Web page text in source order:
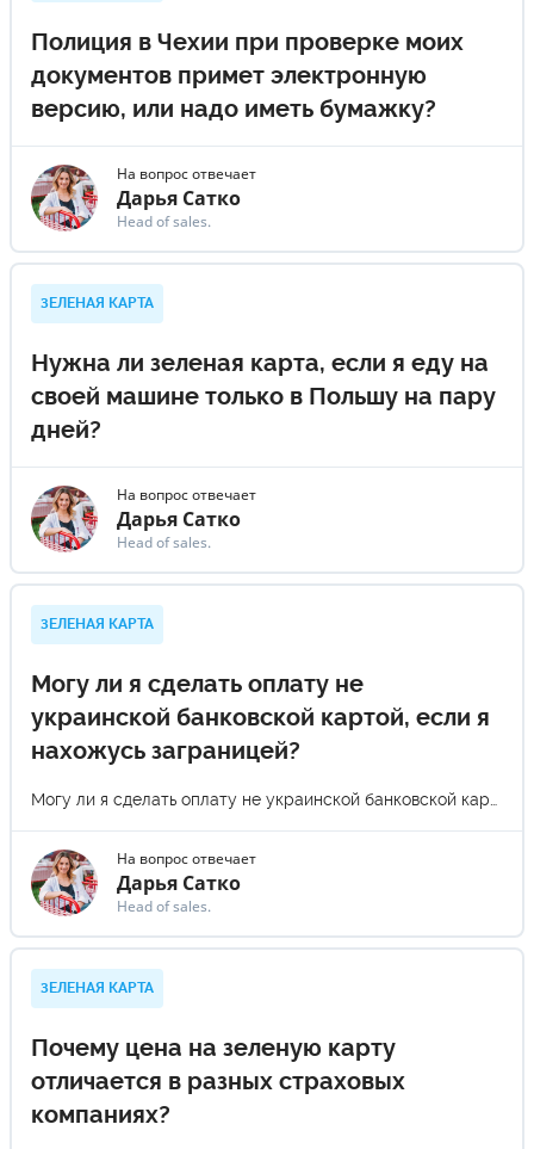
Полиция в Чехии при проверке моих
документов примет электронную
версию, или надо иметь бумажку?
На вопрос отвечает
Дарья Сатко
Head of sales.
ЗЕЛЕНАЯ КАРТА
Нужна ли зеленая карта, если я еду на
своей машине только в Польшу на пару
дней?
На вопрос отвечает
Дарья Сатко
Head of sales.
ЗЕЛЕНАЯ КАРТА
Могу ли я сделать оплату не
украинской банковской картой, если я
нахожусь заграницей?
На вопрос отвечает
Дарья Сатко
Head of sales.
ЗЕЛЕНАЯ КАРТА
Почему цена на зеленую карту
отличается в разных страховых
компаниях?